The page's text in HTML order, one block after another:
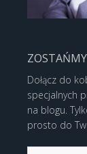
Dołącz do
specjalnych
na blogu.
prosto do